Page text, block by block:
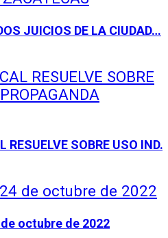
JUICIOS DE LA CIUDAD…
RESUELVE SOBRE USO
octubre de 2022